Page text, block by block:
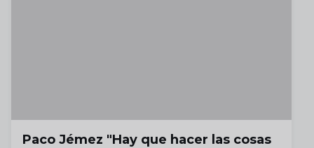
Paco Jémez "Hay que hacer las cosas